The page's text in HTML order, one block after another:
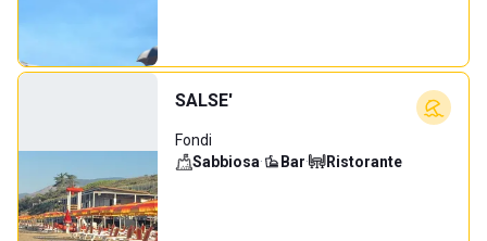
SALSE'
Fondi
Sabbiosa· Bar· Ristorante